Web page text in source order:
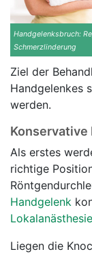
Handgelenksbruch:
Schmerzlinderung
Ziel der
Handgelenkes
werden.
Als erstes
richtige
Handgelenk
Lokalanästhesie
Liegen die